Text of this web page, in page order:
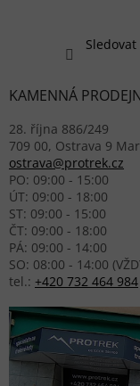
KAMENNÁ
28. října 886/249
709 00, Ostrava 9
ostrava@protrek.cz
PO: 09:00 - 15:00
ÚT: 09:00 - 18:00
ST: 09:00 - 15:00
ČT: 09:00 - 18:00
PÁ: 09:00 - 14:00
SO: 08:00 - 14:00
tel.: +420 732 464 984